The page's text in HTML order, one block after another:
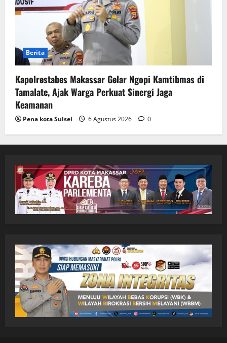
Berita
Kapolrestabes Makassar Gelar Ngopi Kamtibmas di
Tamalate, Ajak Warga Perkuat Sinergi Jaga
Keamanan
Pena kota Sulsel 6 Agustus 2026 0